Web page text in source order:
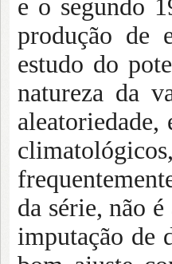
e o segundo
produção de
estudo do
natureza da
aleatoriedade,
da série, não
imputação de